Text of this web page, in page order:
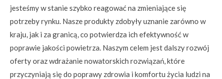
jesteśmy w stanie szybko reagować na zmieniające się
potrzeby rynku. Nasze produkty zdobyły uznanie zarówno w
kraju, jak i za granicą, co potwierdza ich efektywność w
poprawie jakości powietrza. Naszym celem jest dalszy rozwój
oferty oraz wdrażanie nowatorskich rozwiązań, które
przyczyniają się do poprawy zdrowia i komfortu życia ludzi na